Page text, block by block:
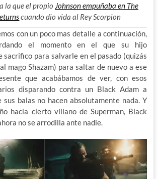
la que el propio Johnson empuñaba en The
cuando dio vida al Rey Scorpion
con un poco mas detalle a continuación,
el momento en el que su hijo
sacrifico para salvarle en el pasado (quizás
mago Shazam) para saltar de nuevo a ese
que acabábamos de ver, con esos
disparando contra un Black Adam a
sus balas no hacen absolutamente nada. Y
hacia cierto villano de Superman, Black
no se arrodilla ante nadie.